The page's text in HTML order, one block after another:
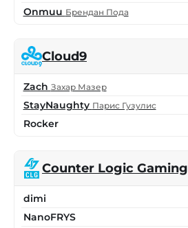
Onmuu Брендан Пода
Cloud9
Zach Захар Мазер
StayNaughty Парис Гузулис
Rocker
Counter Logic Gaming
dimi
NanoFRYS